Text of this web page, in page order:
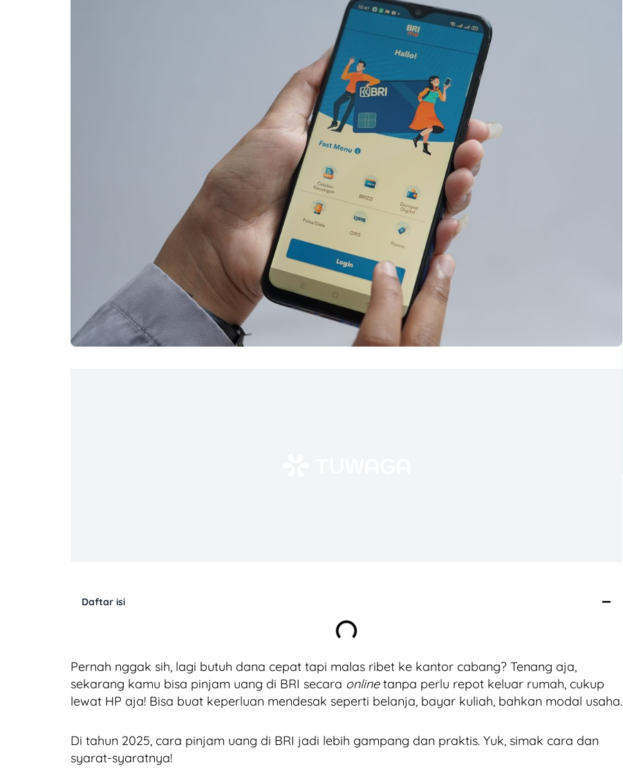
Daftar isi
Pernah nggak sih, lagi butuh dana cepat tapi malas ribet ke kantor cabang? Tenang aja,
sekarang kamu bisa pinjam uang di BRI secara onlinetanpa perlu repot keluar rumah, cukup
lewat HP aja! Bisa buat keperluan mendesak seperti belanja, bayar kuliah, bahkan modal usaha.
Di tahun 2025, cara pinjam uang di BRI jadi lebih gampang dan praktis. Yuk, simak cara dan
syarat-syaratnya!